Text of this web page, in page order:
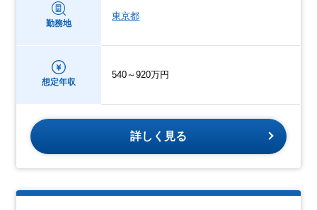
勤務地
東京都
想定年収
540～920万円
詳しく見る